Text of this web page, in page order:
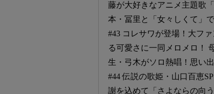
藤が大好きなアニメ主題歌
本・冨里と「女々しくて」
#43 コレサワが登場！大フ
る可愛さに一同メロメロ！
生・弓木がソロ熱唱！思い
#44 伝説の歌姫・山口百恵
謝を込めて「さよならの向